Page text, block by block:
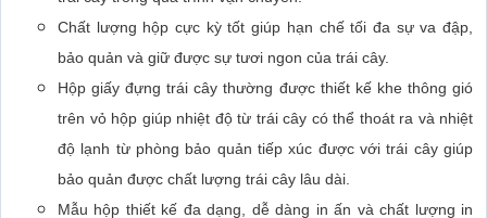
Chất lượng hộp cực kỳ tốt giúp hạn chế tối đa sự va đập,
bảo quản và giữ được sự tươi ngon của trái cây.
Hộp giấy đựng trái cây thường được thiết kế khe thông gió
trên vỏ hộp giúp nhiệt độ từ trái cây có thể thoát ra và nhiệt
độ lạnh từ phòng bảo quản tiếp xúc được với trái cây giúp
bảo quản được chất lượng trái cây lâu dài.
Mẫu hộp thiết kế đa dạng, dễ dàng in ấn và chất lượng in